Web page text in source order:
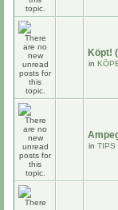
Köpt!
in
in TIPS